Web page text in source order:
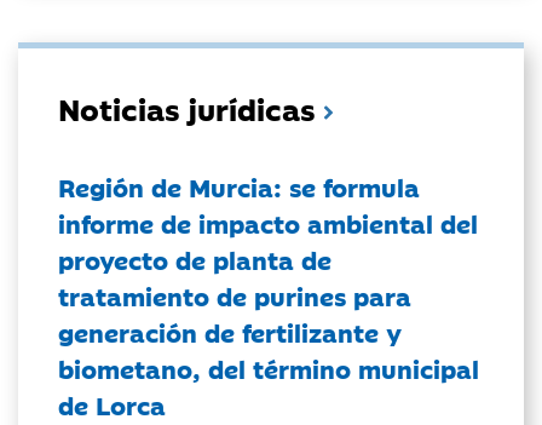
Noticias jurídicas
Región de Murcia: se formula
informe de impacto ambiental del
proyecto de planta de
tratamiento de purines para
generación de fertilizante y
biometano, del término municipal
de Lorca